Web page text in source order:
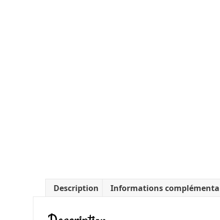
Description Informations